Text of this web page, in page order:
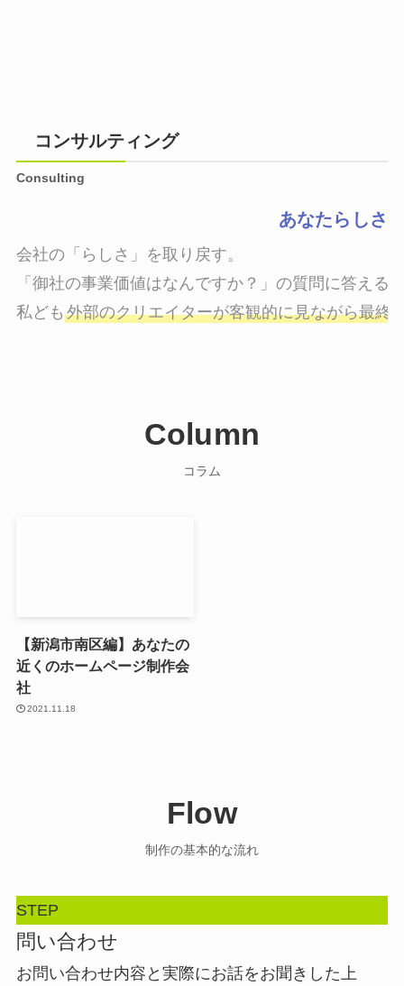
コンサルティング
Consulting
あなたらしさ
会社の「らしさ」を取り戻す。
「御社の事業価値はなんですか？」の質問に答える
私ども 外部のクリエイターが客観的に見ながら最終
Column
コラム
【新潟市南区編】あなたの
近くのホームページ制作会
社
2021.11.18
Flow
制作の基本的な流れ
STEP
問い合わせ
お問い合わせ内容と実際にお話をお聞きした上